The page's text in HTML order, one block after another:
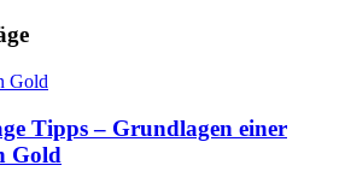
Tipps – Grundlagen einer
Gold